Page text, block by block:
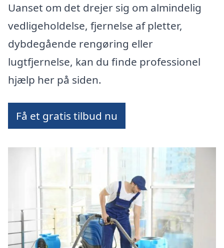
Uanset om det drejer sig om almindelig
vedligeholdelse, fjernelse af pletter,
dybdegående rengøring eller
lugtfjernelse, kan du finde professionel
hjælp her på siden.
Få et gratis tilbud nu